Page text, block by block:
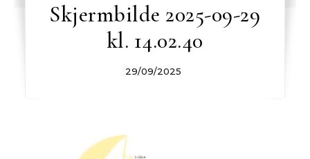
Skjermbilde 2025-09-29
kl. 14.02.40
29/09/2025